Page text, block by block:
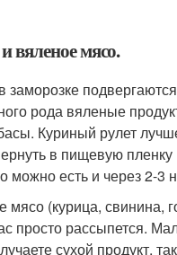
вяленое мясо.
заморозке
рода вяленые
Куриный рулет
в пищевую пленку
можно есть и через 2-3
(курица, свинина,
просто рассыпется.
сухой продукт,